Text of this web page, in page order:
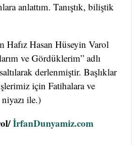
anlattım. Tanıştık, biliştik
Hafız Hasan Hüseyin Varol
ve Gördüklerim” adlı
derlenmiştir. Başlıklar
için Fatihalara ve
ile.)
İrfanDunyamiz.com